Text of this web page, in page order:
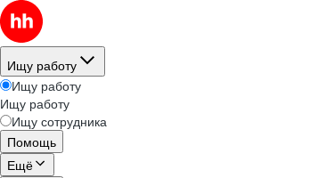
Ищу работу
Ищу работу
Ищу работу
Ищу сотрудника
Помощь
Ещё